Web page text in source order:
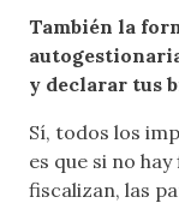
También la
y declarar tus
Sí, todos los
es que si no
fiscalizan, las